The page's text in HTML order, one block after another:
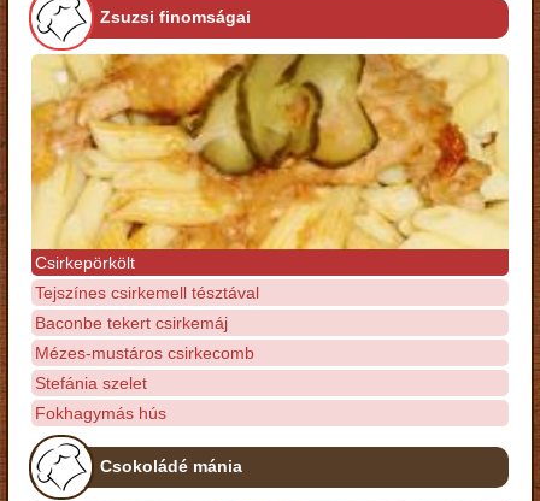
Zsuzsi finomságai
Csirkepörkölt
Tejszínes csirkemell tésztával
Baconbe tekert csirkemáj
Mézes-mustáros csirkecomb
Stefánia szelet
Fokhagymás hús
Csokoládé mánia